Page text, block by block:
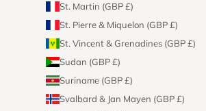
St. Martin (GBP £)
St. Pierre & Miquelon (GBP £)
St. Vincent & Grenadines (GBP £)
Sudan (GBP £)
Suriname (GBP £)
Svalbard & Jan Mayen (GBP £)